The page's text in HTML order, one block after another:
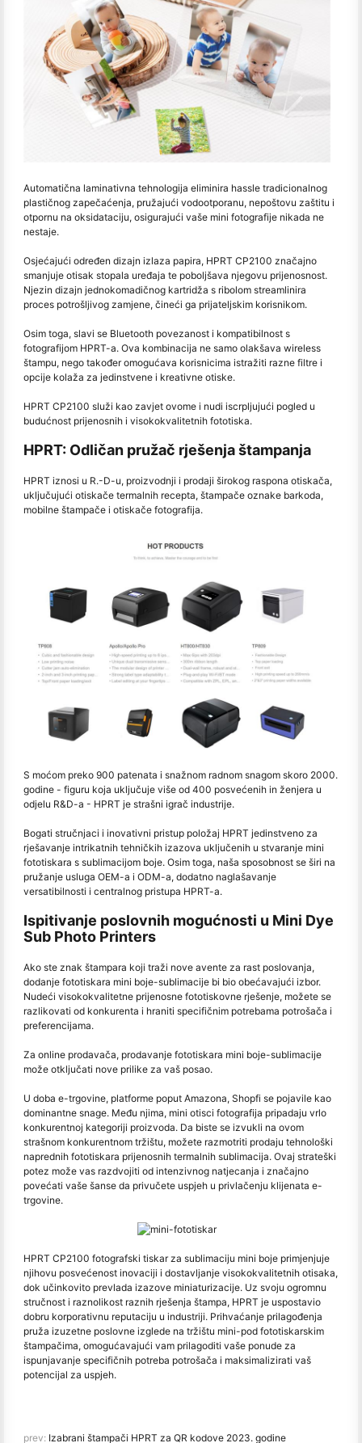
Automatična laminativna tehnologija eliminira hassle tradicionalnog
plastičnog zapečaćenja, pružajući vodootporanu, nepoštovu zaštitu i
otpornu na oksidataciju, osigurajući vaše mini fotografije nikada ne
nestaje.
Osjećajući određen dizajn izlaza papira, HPRT CP2100 značajno
smanjuje otisak stopala uređaja te poboljšava njegovu prijenosnost.
Njezin dizajn jednokomadičnog kartridža s ribolom streamlinira
proces potrošljivog zamjene, čineći ga prijateljskim korisnikom.
Osim toga, slavi se Bluetooth povezanost i kompatibilnost s
fotografijom HPRT-a. Ova kombinacija ne samo olakšava wireless
štampu, nego također omogućava korisnicima istražiti razne filtre i
opcije kolaža za jedinstvene i kreativne otiske.
HPRT CP2100 služi kao zavjet ovome i nudi iscrpljujući pogled u
budućnost prijenosnih i visokokvalitetnih fototiska.
HPRT: Odličan pružač rješenja štampanja
HPRT iznosi u R.-D-u, proizvodnji i prodaji širokog raspona otiskača,
uključujući otiskače termalnih recepta, štampače oznake barkoda,
mobilne štampače i otiskače fotografija.
S moćom preko 900 patenata i snažnom radnom snagom skoro 2000.
godine - figuru koja uključuje više od 400 posvećenih in ženjera u
odjelu R&D-a - HPRT je strašni igrač industrije.
Bogati stručnjaci i inovativni pristup položaj HPRT jedinstveno za
rješavanje intrikatnih tehničkih izazova uključenih u stvaranje mini
fototiskara s sublimacijom boje. Osim toga, naša sposobnost se širi na
pružanje usluga OEM-a i ODM-a, dodatno naglašavanje
versatibilnosti i centralnog pristupa HPRT-a.
Ispitivanje poslovnih mogućnosti u Mini Dye
Sub Photo Printers
Ako ste znak štampara koji traži nove avente za rast poslovanja,
dodanje fototiskara mini boje-sublimacije bi bio obećavajući izbor.
Nudeći visokokvalitetne prijenosne fototiskovne rješenje, možete se
razlikovati od konkurenta i hraniti specifičnim potrebama potrošača i
preferencijama.
Za online prodavača, prodavanje fototiskara mini boje-sublimacije
može otključati nove prilike za vaš posao.
U doba e-trgovine, platforme poput Amazona, Shopfi se pojavile kao
dominantne snage. Među njima, mini otisci fotografija pripadaju vrlo
konkurentnoj kategoriji proizvoda. Da biste se izvukli na ovom
strašnom konkurentnom tržištu, možete razmotriti prodaju tehnološki
naprednih fototiskara prijenosnih termalnih sublimacija. Ovaj strateški
potez može vas razdvojiti od intenzivnog natjecanja i značajno
povećati vaše šanse da privučete uspjeh u privlačenju klijenata e-
trgovine.
HPRT CP2100 fotografski tiskar za sublimaciju mini boje primjenjuje
njihovu posvećenost inovaciji i dostavljanje visokokvalitetnih otisaka,
dok učinkovito prevlada izazove miniaturizacije. Uz svoju ogromnu
stručnost i raznolikost raznih rješenja štampa, HPRT je uspostavio
dobru korporativnu reputaciju u industriji. Prihvaćanje prilagođenja
pruža izuzetne poslovne izglede na tržištu mini-pod fototiskarskim
štampačima, omogućavajući vam prilagoditi vaše ponude za
ispunjavanje specifičnih potreba potrošača i maksimalizirati vaš
potencijal za uspjeh.
prev: Izabrani štampači HPRT za QR kodove 2023. godine